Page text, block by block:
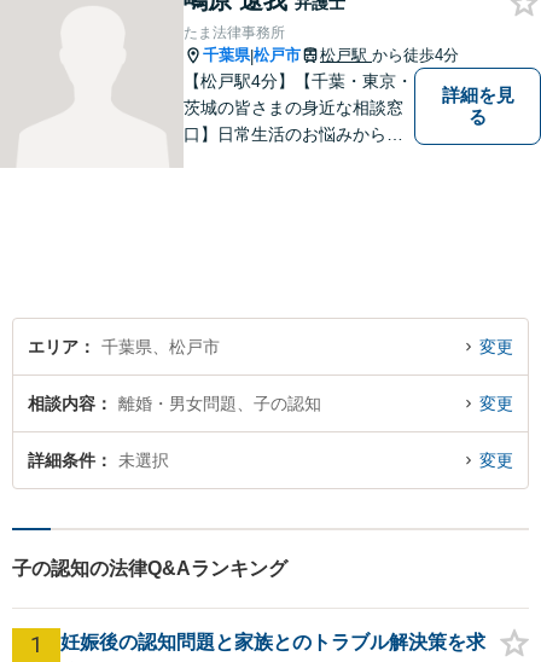
談、事前の予約で土日の面談
にも対応しております。
たま法律事務所
千葉県|松戸市 松戸駅 から徒歩4分
【松戸駅4分】【千葉・東京・
茨城の皆さまの身近な相談窓
口】日常生活のお悩みから複
詳細を見
る
エリア 千葉県、松戸市 変更
相談内容 離婚・男女問題、子の認知 変更
詳細条件 未選択 変更
子の認知の法律Q&Aランキング
1
妊娠後の認知問題と家族とのトラブル解決策を求